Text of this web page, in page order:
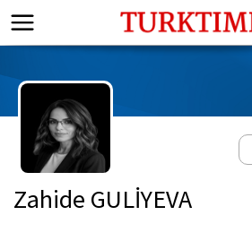
Zahide GULİYEVA